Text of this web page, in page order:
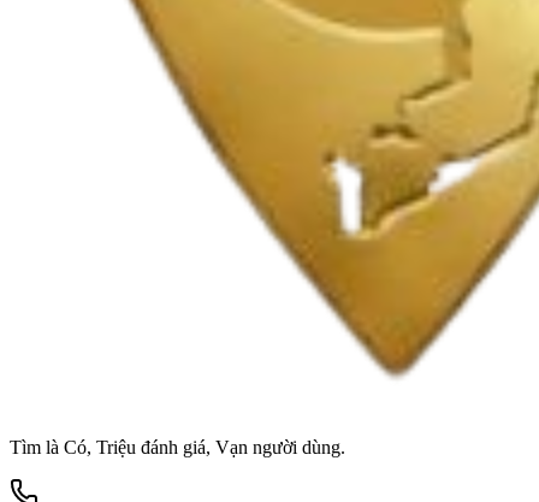
Tìm là Có, Triệu đánh giá, Vạn người dùng.